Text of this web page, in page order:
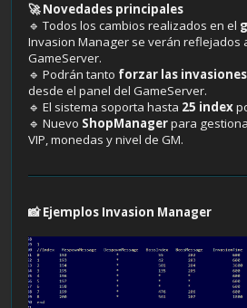
🚀 Novedades principales
🔹 Todos los cambios realizados en el
Invasion Manager se verán reflejados
GameServer.
🔹 Podrán tanto forzar las invasiones
desde el panel del GameServer.
🔹 El sistema soporta hasta 25 index
🔹 Nuevo ShopManagerpara
VIP, monedas y nivel de GM.
📸 Ejemplos Invasion Manager